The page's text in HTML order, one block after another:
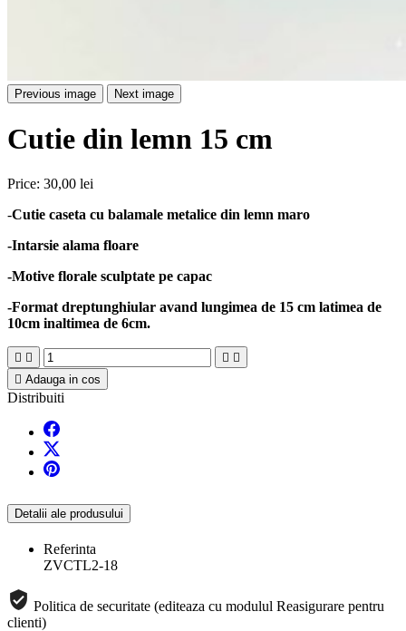
Previous image Next image
Cutie din lemn 15 cm
Price: 30,00 lei
-Cutie caseta cu balamale metalice din lemn maro
-Intarsie alama floare
-Motive florale sculptate pe capac
-Format dreptunghiular avand lungimea de 15 cm latimea de
10cm inaltimea de 6cm.
   
 Adauga in cos
Distribuiti
Detalii ale produsului
Referinta
ZVCTL2-18
Politica de securitate (editeaza cu modulul Reasigurare pentru
clienti)